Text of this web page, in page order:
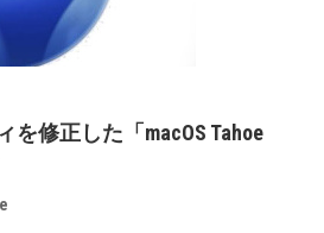
を修正した「macOS Tahoe